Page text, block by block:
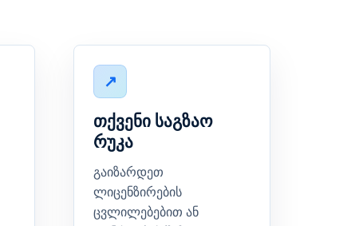
თქვენი საგზაო
რუკა
გაიზარდეთ
ლიცენზირების
ცვლილებებით ან